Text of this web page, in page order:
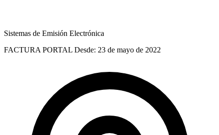
Sistemas de Emisión Electrónica
FACTURA PORTAL Desde: 23 de mayo de 2022